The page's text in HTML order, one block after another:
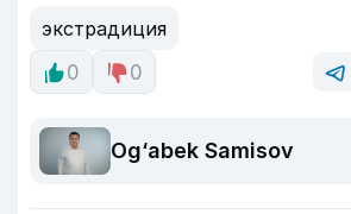
экстрадиция
0
0
Og‘abek Samisov